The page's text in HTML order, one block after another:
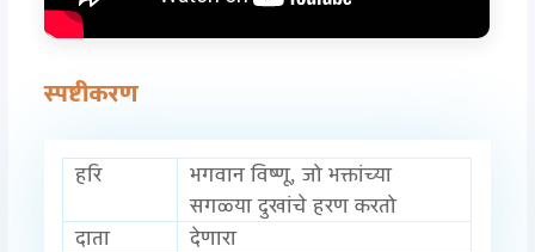
स्पष्टीकरण
हरि
भगवान विष्णू, जो भक्तांच्या
सगळ्या दुखांचे हरण करतो
दाता
देणारा